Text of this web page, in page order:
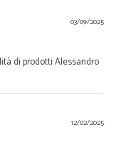
03/09/2025
di prodotti Alessandro
12/02/2025